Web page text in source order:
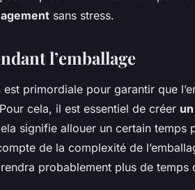
sans stress.
l’emballage
est primordiale pour garantir que
cela, il est essentiel de créer
signifie allouer un certain temps
de la complexité de
probablement plus de temps